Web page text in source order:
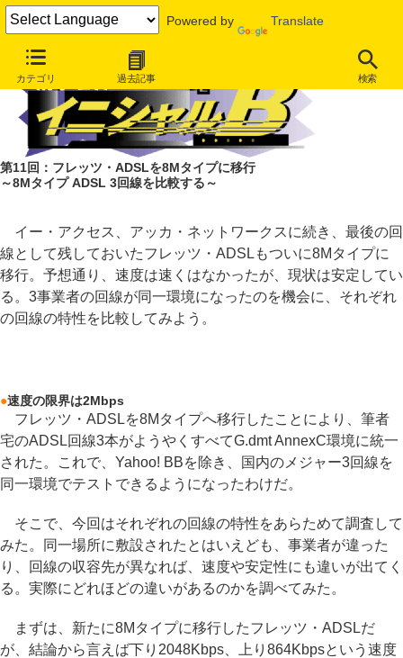
Powered by Translate
カテゴリ 過去記事 検索
第11回：フレッツ・ADSLを8Mタイプに移行
～8Mタイプ ADSL 3回線を比較する～
イー・アクセス、アッカ・ネットワークスに続き、最後の回
線として残しておいたフレッツ・ADSLもついに8Mタイプに
移行。予想通り、速度は速くはなかったが、現状は安定してい
る。3事業者の回線が同一環境になったのを機会に、それぞれ
の回線の特性を比較してみよう。
●速度の限界は2Mbps
フレッツ・ADSLを8Mタイプへ移行したことにより、筆者
宅のADSL回線3本がようやくすべてG.dmt AnnexC環境に統一
された。これで、Yahoo! BBを除き、国内のメジャー3回線を
同一環境でテストできるようになったわけだ。
そこで、今回はそれぞれの回線の特性をあらためて調査して
みた。同一場所に敷設されたとはいえども、事業者が違った
り、回線の収容先が異なれば、速度や安定性にも違いが出てく
る。実際にどれほどの違いがあるのかを調べてみた。
まずは、新たに8Mタイプに移行したフレッツ・ADSLだ
が、結論から言えば下り2048Kbps、上り864Kbpsという速度